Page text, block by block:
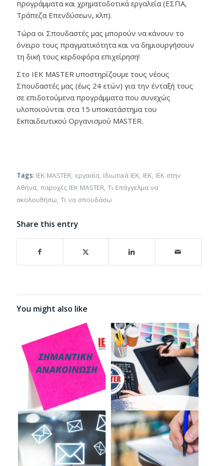
προγράμματα και χρηματοδοτικά εργαλεία (ΕΣΠΑ,
Τράπεζα Επενδύσεων, κλπ).
Τώρα οι Σπουδαστές μας μπορούν να κάνουν το
όνειρο τους πραγματικότητα και να δημιουργήσουν
τη δική τους κερδοφόρα επιχείρηση!
Στο IEK MASTER υποστηρίζουμε τους νέους
Σπουδαστές μας (έως 24 ετών) για την ένταξή τους
σε επιδοτούμενα προγράμματα που συνεχώς
υλοποιούνται στα 15 υποκατάστημα του
Εκπαιδευτικού Οργανισμού MASTER.
Tags: IEK MASTER εργασία Ιδιωτικά ΙΕΚ, ΙΕΚ, ΙΕΚ στην
Αθήνα παροχές ΙΕΚ MASTER Τι Επάγγελμα να
ακολουθήσω Τι να σπουδάσω
Share this entry
You might also like